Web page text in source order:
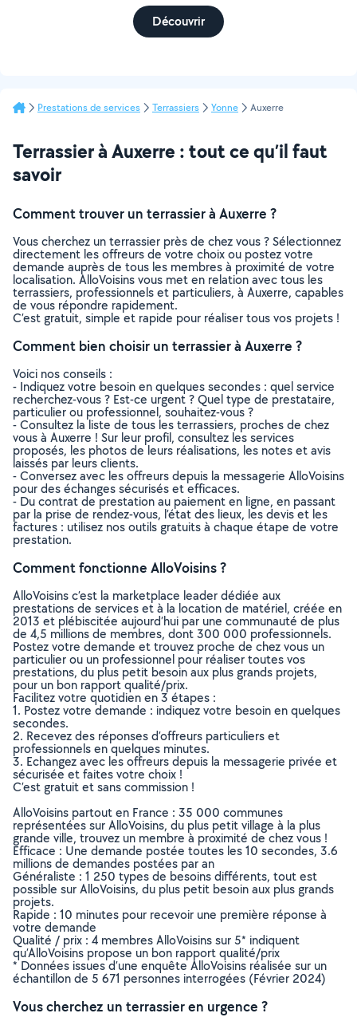
Découvrir
Prestations de services Terrassiers Yonne Auxerre
Terrassier à Auxerre : tout ce qu’il faut
savoir
Comment trouver un terrassier à Auxerre ?
Vous cherchez un terrassier près de chez vous ? Sélectionnez
directement les offreurs de votre choix ou postez votre
demande auprès de tous les membres à proximité de votre
localisation. AlloVoisins vous met en relation avec tous les
terrassiers, professionnels et particuliers, à Auxerre, capables
de vous répondre rapidement.
C’est gratuit, simple et rapide pour réaliser tous vos projets !
Comment bien choisir un terrassier à Auxerre ?
Voici nos conseils :
- Indiquez votre besoin en quelques secondes : quel service
recherchez-vous ? Est-ce urgent ? Quel type de prestataire,
particulier ou professionnel, souhaitez-vous ?
- Consultez la liste de tous les terrassiers, proches de chez
vous à Auxerre ! Sur leur profil, consultez les services
proposés, les photos de leurs réalisations, les notes et avis
laissés par leurs clients.
- Conversez avec les offreurs depuis la messagerie AlloVoisins
pour des échanges sécurisés et efficaces.
- Du contrat de prestation au paiement en ligne, en passant
par la prise de rendez-vous, l’état des lieux, les devis et les
factures : utilisez nos outils gratuits à chaque étape de votre
prestation.
Comment fonctionne AlloVoisins ?
AlloVoisins c’est la marketplace leader dédiée aux
prestations de services et à la location de matériel, créée en
2013 et plébiscitée aujourd’hui par une communauté de plus
de 4,5 millions de membres, dont 300 000 professionnels.
Postez votre demande et trouvez proche de chez vous un
particulier ou un professionnel pour réaliser toutes vos
prestations, du plus petit besoin aux plus grands projets,
pour un bon rapport qualité/prix.
Facilitez votre quotidien en 3 étapes :
1. Postez votre demande : indiquez votre besoin en quelques
secondes.
2. Recevez des réponses d’offreurs particuliers et
professionnels en quelques minutes.
3. Echangez avec les offreurs depuis la messagerie privée et
sécurisée et faites votre choix !
C’est gratuit et sans commission !
AlloVoisins partout en France : 35 000 communes
représentées sur AlloVoisins, du plus petit village à la plus
grande ville, trouvez un membre à proximité de chez vous !
Efficace : Une demande postée toutes les 10 secondes, 3.6
millions de demandes postées par an
Généraliste : 1 250 types de besoins différents, tout est
possible sur AlloVoisins, du plus petit besoin aux plus grands
projets.
Rapide : 10 minutes pour recevoir une première réponse à
votre demande
Qualité / prix : 4 membres AlloVoisins sur 5* indiquent
qu’AlloVoisins propose un bon rapport qualité/prix
* Données issues d’une enquête AlloVoisins réalisée sur un
échantillon de 5 671 personnes interrogées (Février 2024)
Vous cherchez un terrassier en urgence ?